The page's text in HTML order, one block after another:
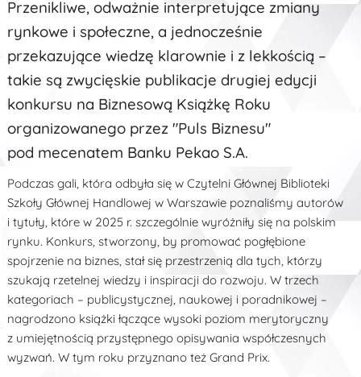
Przenikliwe, odważnie interpretujące zmiany
rynkowe i społeczne, a jednocześnie
przekazujące wiedzę klarownie i z lekkością –
takie są zwycięskie publikacje drugiej edycji
konkursu na Biznesową Książkę Roku
organizowanego przez "Puls Biznesu"
pod mecenatem Banku Pekao S.A.
Podczas gali, która odbyła się w Czytelni Głównej Biblioteki
Szkoły Głównej Handlowej w Warszawie poznaliśmy autorów
i tytuły, które w 2025 r. szczególnie wyróżniły się na polskim
rynku. Konkurs, stworzony, by promować pogłębione
spojrzenie na biznes, stał się przestrzenią dla tych, którzy
szukają rzetelnej wiedzy i inspiracji do rozwoju. W trzech
kategoriach – publicystycznej, naukowej i poradnikowej –
nagrodzono książki łączące wysoki poziom merytoryczny
z umiejętnością przystępnego opisywania współczesnych
wyzwań. W tym roku przyznano też Grand Prix.